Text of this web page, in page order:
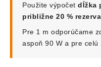
Použite výpočet dĺžka
približne 20 % rezerva
Pre 1 m odporúčame
aspoň 90 W a pre celú